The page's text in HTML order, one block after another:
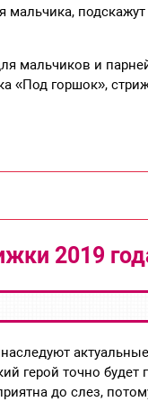
мальчика,
мальчиков и
«Под горшок»,
2019
герой точно будет
до слез,